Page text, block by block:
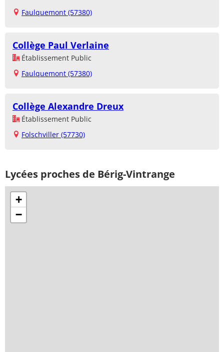
Faulquemont (57380)
Collège Paul Verlaine
Établissement Public
Faulquemont (57380)
Collège Alexandre Dreux
Établissement Public
Folschviller (57730)
Lycées proches de Bérig-Vintrange
+
−